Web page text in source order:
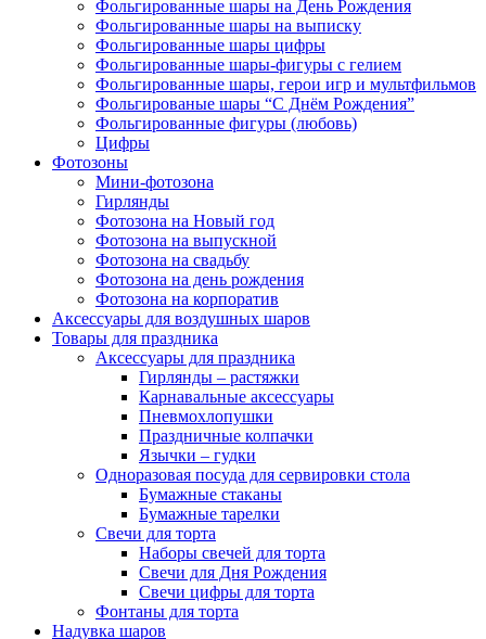
Фольгированные шары на День Рождения
Фольгированные шары на выписку
Фольгированные шары цифры
Фольгированные шары-фигуры с гелием
Фольгированные шары, герои игр и мультфильмов
Фольгированые шары “С Днём Рождения”
Фольгированные фигуры (любовь)
Цифры
Фотозоны
Мини-фотозона
Гирлянды
Фотозона на Новый год
Фотозона на выпускной
Фотозона на свадьбу
Фотозона на день рождения
Фотозона на корпоратив
Аксессуары для воздушных шаров
Товары для праздника
Аксессуары для праздника
Гирлянды – растяжки
Карнавальные аксессуары
Пневмохлопушки
Праздничные колпачки
Язычки – гудки
Одноразовая посуда для сервировки стола
Бумажные стаканы
Бумажные тарелки
Свечи для торта
Наборы свечей для торта
Свечи для Дня Рождения
Свечи цифры для торта
Фонтаны для торта
Надувка шаров